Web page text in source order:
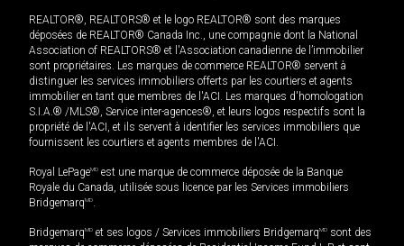
REALTOR®, REALTORS® et le logo REALTOR® sont des marques
déposées de REALTOR® Canada Inc., une compagnie dont la National
Association of REALTORS® et l'Association canadienne de l’immobilier
sont propriétaires. Les marques de commerce REALTOR® servent à
distinguer les services immobiliers offerts par les courtiers et agents
immobilier en tant que membres de l'ACI. Les marques d'homologation
S.I.A.® /MLS®, Service inter-agences®, et leurs logos respectifs sont la
propriété de l'ACI, et ils servent à identifier les services immobiliers que
fournissent les courtiers et agents membres de l'ACI.
Royal LePageMD est une marque de commerce déposée de la Banque
Royale du Canada, utilisée sous licence par les Services immobiliers
BridgemarqMD.
BridgemarqMD et ses logos / Services immobiliers BridgemarqMD sont des